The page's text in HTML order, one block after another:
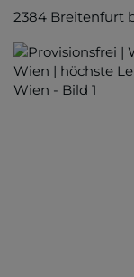
2384 Breitenfurt